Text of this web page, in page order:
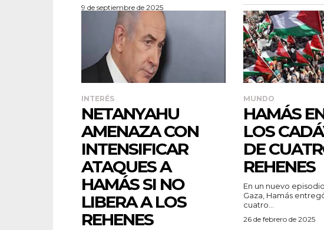
9 de septiembre de 2025
INTERÉS
NETANYAHU
AMENAZA CON
INTENSIFICAR
ATAQUES A
HAMÁS SI NO
LIBERA A LOS
REHENES
MUNDO
HAMÁS
LOS
DE
REHENES
En un nuevo
Gaza, Hamás
cuatro...
26 de febrero de 2025